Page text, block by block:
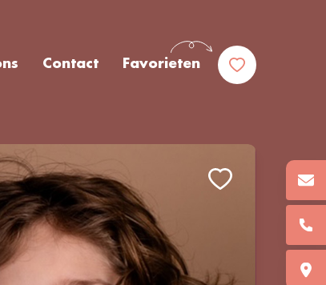
Contact Favorieten